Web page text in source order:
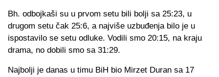
Bh. odbojkaši su u prvom setu bili bolji sa 25:23, u
drugom setu čak 25:6, a najviše uzbuđenja bilo je u
ispostavilo se setu odluke. Vodili smo 20:15, na kraju
drama, no dobili smo sa 31:29.
Najbolji je danas u timu BiH bio Mirzet Duran sa 17